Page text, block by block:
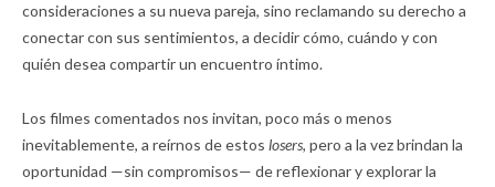
consideraciones a su nueva pareja, sino reclamando su derecho a
conectar con sus sentimientos, a decidir cómo, cuándo y con
quién desea compartir un encuentro íntimo.
Los filmes comentados nos invitan, poco más o menos
inevitablemente, a reírnos de estos losers, pero a la vez brindan la
oportunidad —sin compromisos— de reflexionar y explorar la